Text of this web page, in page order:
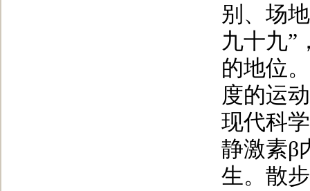
别、场
九十九”
的地位
度的运
现代科
静激素β
生。散